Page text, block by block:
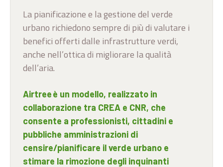
La pianificazione e la gestione del verde
urbano richiedono sempre di più di valutare i
benefici offerti dalle infrastrutture verdi,
anche nell’ottica di migliorare la qualità
dell’aria.
Airtree è un modello, realizzato in
collaborazione tra CREA e CNR, che
consente a professionisti, cittadini e
pubbliche amministrazioni di
censire/pianificare il verde urbano e
stimare la rimozione degli inquinanti